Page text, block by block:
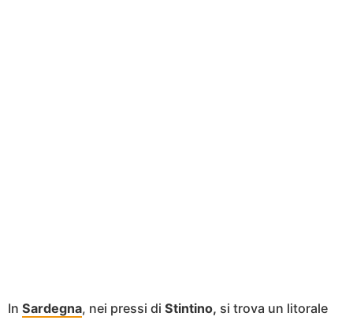
In Sardegna, nei pressi di Stintino, si trova un litorale